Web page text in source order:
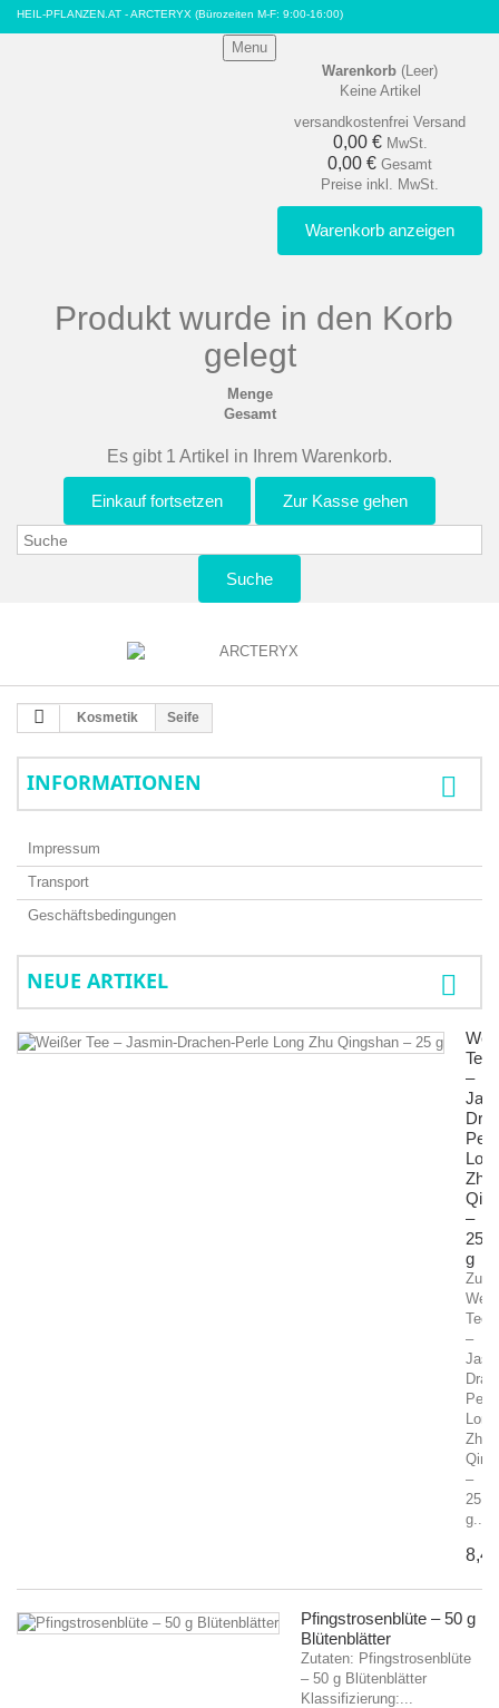
HEIL-PFLANZEN.AT - ARCTERYX (Bürozeiten M-F: 9:00-16:00)
Menu
Warenkorb (Leer)
Keine Artikel
versandkostenfrei Versand
0,00 € MwSt.
0,00 € Gesamt
Preise inkl. MwSt.
Warenkorb anzeigen
Produkt wurde in den Korb
gelegt
Menge
Gesamt
Es gibt 1 Artikel in Ihrem Warenkorb.
Einkauf fortsetzen Zur Kasse gehen
Suche
Kosmetik Seife
INFORMATIONEN
Impressum
Transport
Geschäftsbedingungen
NEUE ARTIKEL
Tee
–
Zhu
–
25
g
Tee
–
Perle
Long
Zhu
–
25
g...
Pfingstrosenblüte – 50 g
Blütenblätter
Zutaten: Pfingstrosenblüte
– 50 g Blütenblätter
Klassifizierung:...